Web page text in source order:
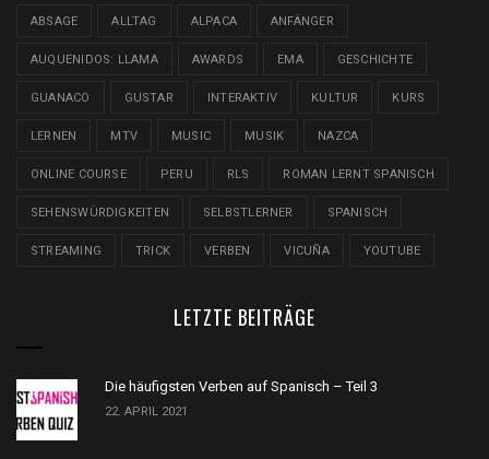
ABSAGE ALLTAG ALPACA ANFÄNGER
AUQUENIDOS: LLAMA AWARDS EMA GESCHICHTE
GUANACO GUSTAR INTERAKTIV KULTUR KURS
LERNEN MTV MUSIC MUSIK NAZCA
ONLINE COURSE PERU RLS ROMAN LERNT SPANISCH
SEHENSWÜRDIGKEITEN SELBSTLERNER SPANISCH
STREAMING TRICK VERBEN VICUÑA YOUTUBE
LETZTE BEITRÄGE
Die häufigsten Verben auf Spanisch – Teil 3
22. APRIL 2021